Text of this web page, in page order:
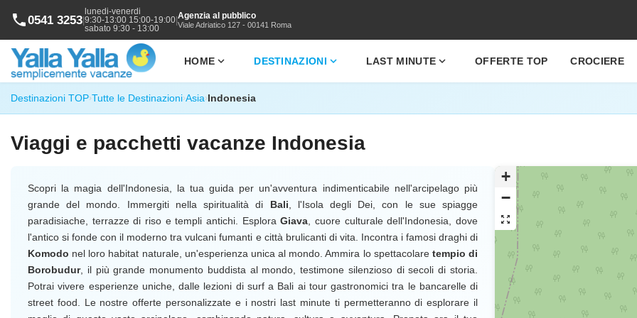
phone0541 3253|
lunedi-venerdi
9:30-13:00 15:00-19:00
sabato 9:30 - 13:00
|Agenzia al pubblico
Viale Adriatico 127 - 00141 Roma
HOME expand_more DESTINAZIONI expand_more LAST MINUTE expand_more OFFERTE TOP CROCIERE
Destinazioni TOP›Tutte le Destinazioni›Asia›Indonesia
Viaggi e pacchetti vacanze Indonesia
Scopri la magia dell'Indonesia, la tua guida per un'avventura indimenticabile nell'arcipelago più
grande del mondo. Immergiti nella spiritualità di Bali , l'Isola degli Dei, con le sue spiagge
paradisiache, terrazze di riso e templi antichi. EsploraGiava , cuore culturale dell'Indonesia, dove
l'antico si fonde con il moderno tra vulcani fumanti e città brulicanti di vita. Incontra i famosi draghi di
Komodo nel loro habitat naturale, un'esperienza unica al mondo. Ammira lo spettacolare tempio di
Borobudur, il più grande monumento buddista al mondo, testimone silenzioso di secoli di storia.
Potrai vivere esperienze uniche, dalle lezioni di surf a Bali ai tour gastronomici tra le bancarelle di
street food. Le nostre offerte personalizzate e i nostri last minute ti permetteranno di esplorare il
+
−
zoom_out_map